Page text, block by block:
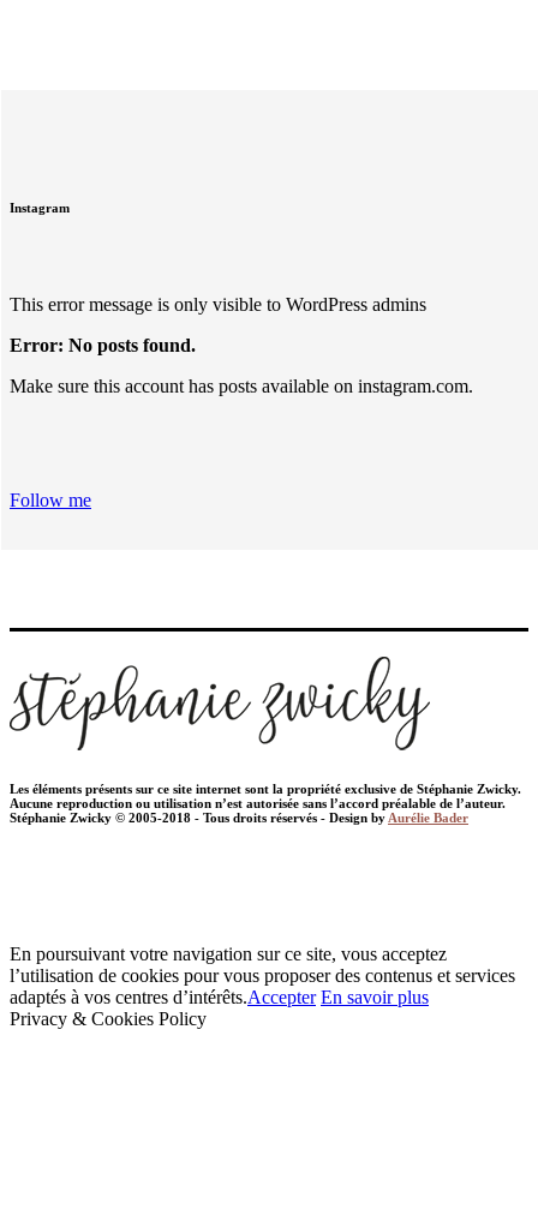
Instagram
This error message is only visible to WordPress admins
Error: No posts found.
Make sure this account has posts available on instagram.com.
Follow me
Les éléments présents sur ce site internet sont la propriété exclusive de Stéphanie Zwicky.
Aucune reproduction ou utilisation n’est autorisée sans l’accord préalable de l’auteur.
Stéphanie Zwicky © 2005-2018 - Tous droits réservés - Design by Aurélie Bader
En poursuivant votre navigation sur ce site, vous acceptez
l’utilisation de cookies pour vous proposer des contenus et services
adaptés à vos centres d’intérêts.Accepter En savoir plus
Privacy & Cookies Policy